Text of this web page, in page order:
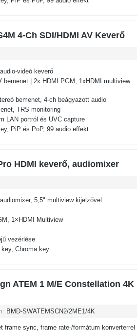
4-Ch SDI/HDMI AV Keverő
videó keverő
bemenet | 2x HDMI PGM, 1xHDMI multiview
bemenet, 4-ch beágyazott audio
TRS monitoring
LAN portról és UVC capture
PiP és PoP, 99 audio effekt
HDMI keverő, audiomixer
5,5" multiview kijelzővel
1×HDMI Multiview
vezérlése
Chroma key
ATEM 1 M/E Constellation 4K
BMD-SWATEMSCN2/2ME1/4K
frame sync, frame rate-/formátum konverterrel